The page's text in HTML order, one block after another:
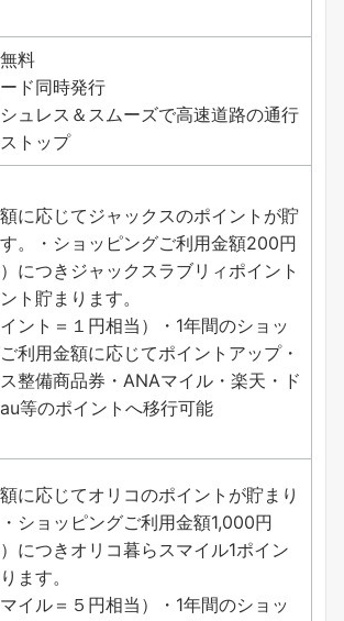
料
ド同時発行
ュレス＆スムーズで高速道路の通行
トップ
に応じてジャックスのポイントが貯
。・ショッピングご利用金額200円
）につきジャックスラブリィポイント
ト貯まります。
イント＝１円相当）・1年間のショッ
利用金額に応じてポイントアップ・
整備商品券・ANAマイル・楽天・ド
等のポイントへ移行可能
に応じてオリコのポイントが貯まり
ショッピングご利用金額1,000円
）につきオリコ暮らスマイル1ポイン
ます。
マイル＝５円相当）・1年間のショッ